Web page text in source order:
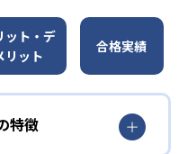
ット・デ
リット
合格実績
特徴